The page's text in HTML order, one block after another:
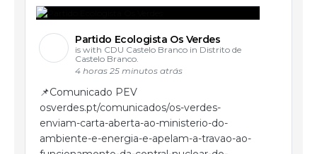
Partido Ecologista Os Verdes
is with CDU Castelo Branco in Distrito de
Castelo Branco.
4 horas 25 minutos atrás
📌Comunicado PEV
osverdes.pt/comunicados/os-verdes-
enviam-carta-aberta-ao-ministerio-do-
ambiente-e-energia-e-apelam-a-travao-ao-